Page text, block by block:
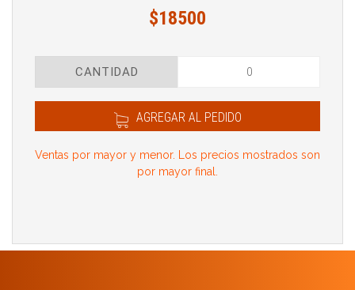
$18500
CANTIDAD
AGREGAR AL PEDIDO
Ventas por mayor y menor. Los precios mostrados son
por mayor final.